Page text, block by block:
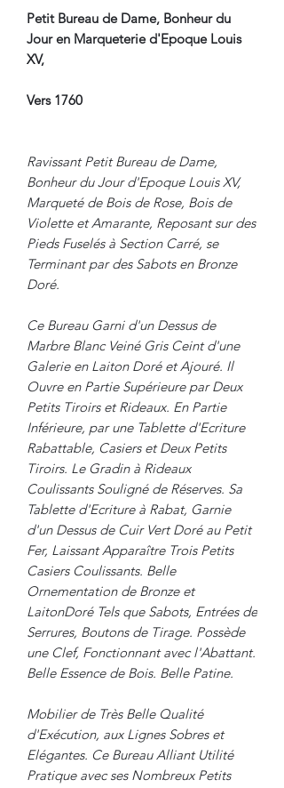
Petit Bureau de Dame, Bonheur du
Jour en Marqueterie d'Epoque Louis
XV,
Vers 1760
Ravissant Petit Bureau de Dame,
Bonheur du Jour d'Epoque Louis XV,
Marqueté de Bois de Rose, Bois de
Violette et Amarante, Reposant sur des
Pieds Fuselés à Section Carré, se
Terminant par des Sabots en Bronze
Doré.
Ce Bureau Garni d'un Dessus de
Marbre Blanc Veiné Gris Ceint d'une
Galerie en Laiton Doré et Ajouré. Il
Ouvre en Partie Supérieure par Deux
Petits Tiroirs et Rideaux. En Partie
Inférieure, par une Tablette d'Ecriture
Rabattable, Casiers et Deux Petits
Tiroirs. Le Gradin à Rideaux
Coulissants Souligné de Réserves. Sa
Tablette d'Ecriture à Rabat, Garnie
d'un Dessus de Cuir Vert Doré au Petit
Fer, Laissant Apparaître Trois Petits
Casiers Coulissants. Belle
Ornementation de Bronze et
LaitonDoré Tels que Sabots, Entrées de
Serrures, Boutons de Tirage. Possède
une Clef, Fonctionnant avec l'Abattant.
Belle Essence de Bois. Belle Patine.
Mobilier de Très Belle Qualité
d'Exécution, aux Lignes Sobres et
Elégantes. Ce Bureau Alliant Utilité
Pratique avec ses Nombreux Petits